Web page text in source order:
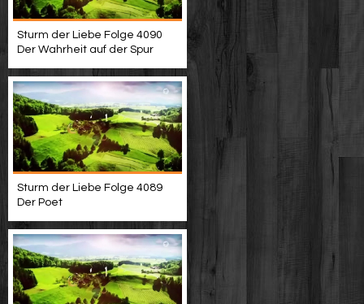
Sturm der Liebe Folge 4090
Der Wahrheit auf der Spur
Sturm der Liebe Folge 4089
Der Poet